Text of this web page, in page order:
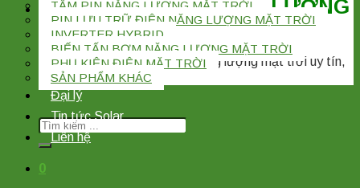
CÔNG TY TNHH NĂNG LƯỢNG
GIGAWATT
Nhà phân phối thiết bị Điện năng lượng mặt trời uy tín,
lâu năm kinh nghiệm.
Tìm
kiếm:
0
TẤM PIN NĂNG LƯỢNG MẶT TRỜI
PIN LƯU TRỮ ĐIỆN NĂNG LƯỢNG MẶT TRỜI
INVERTER HYBRID
BIẾN TẤN BƠM NĂNG LƯỢNG MẶT TRỜI
PHỤ KIỆN ĐIỆN MẶT TRỜI
SẢN PHẨM KHÁC
Đại lý
Tin tức Solar
Liên hệ